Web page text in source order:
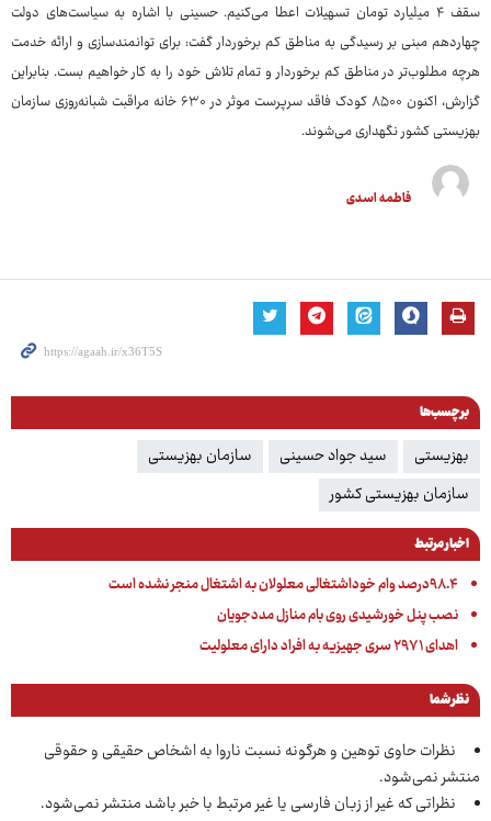
سقف ۴ میلیارد تومان تسهیلات اعطا می‌کنیم. حسینی با اشاره به سیاست‌های دولت
چهاردهم مبنی بر رسیدگی به مناطق کم برخوردار گفت: برای توانمندسازی و ارائه خدمت
هرچه مطلوب‌تر در مناطق کم برخوردار و تمام تلاش خود را به کار خواهیم بست. بنابراین
گزارش، اکنون ۸۵۰۰ کودک فاقد سرپرست موثر در ۶۳۰ خانه مراقبت شبانه‌روزی سازمان
بهزیستی کشور نگهداری می‌شوند.
فاطمه اسدی
برچسب‌ها
بهزیستی سید جواد حسینی
سازمان بهزیستی
سازمان بهزیستی کشور
اخبار مرتبط
۹۸.۴درصد وام خوداشتغالی معلولان به اشتغال منجر نشده است
نصب پنل خورشیدی روی بام منازل مددجویان
اهدای ۲۹۷۱ سری جهیزیه به افراد دارای معلولیت
نظر شما
نظرات حاوی توهین و هرگونه نسبت ناروا به اشخاص حقیقی و حقوقی
منتشر نمی‌شود.
نظراتی که غیر از زبان فارسی یا غیر مرتبط با خبر باشد منتشر نمی‌شود.